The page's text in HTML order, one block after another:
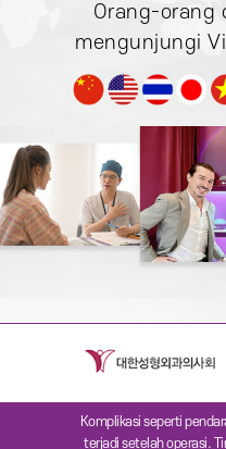
Orang-orang
mengunjungi
Komplikasi seperti
terjadi setelah operasi.